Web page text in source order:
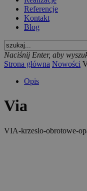
Referencje
Kontakt
Blog
Naciśnij Enter, aby
Strona główna Nowości
Opis
Via
VIA-krzeslo-obrotowe-